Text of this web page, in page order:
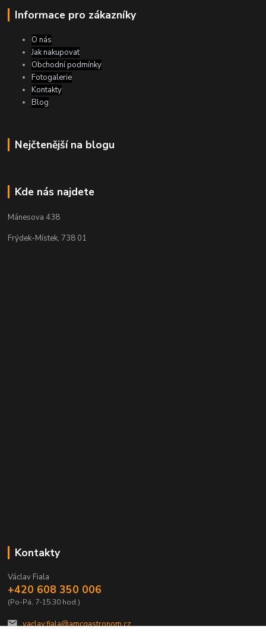
Informace pro zákazníky
O nás
Jak nakupovat
Obchodní podmínky
Fotogalerie
Kontakty
Blog
Nejčtenější na blogu
Kde nás najdete
Mánesova 438
Frýdek-Místek, 738 01
Kontakty
Václav Fiala
+420 608 350 006
(Po-Pá, 7-15.30 hod.)
vaclav.fiala@amcgastronom.cz